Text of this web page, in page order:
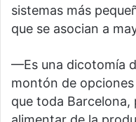
sistemas más
que se asocian a
—Es una dicotomía
montón de
que toda Barcelona,